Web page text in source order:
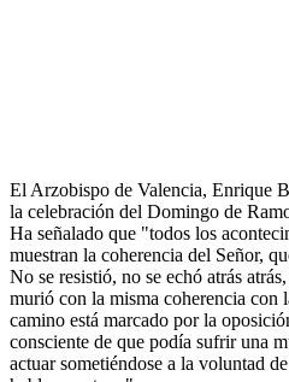
El Arzobispo de Valencia, Enrique
la celebración del Domingo de
Ha señalado que "todos los
muestran la coherencia del Señor,
No se resistió, no se echó atrás
murió con la misma coherencia con
camino está marcado por la
consciente de que podía sufrir una
actuar sometiéndose a la voluntad